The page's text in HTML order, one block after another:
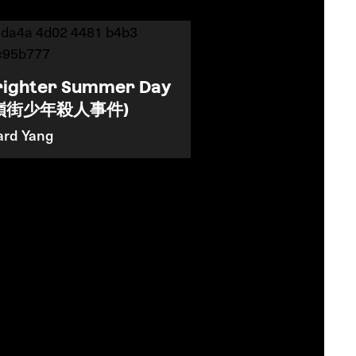
Summer Day
街少年殺人事件)
Yang